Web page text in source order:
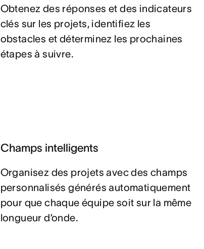
Obtenez des réponses et des indicateurs
clés sur les projets, identifiez les
obstacles et déterminez les prochaines
étapes à suivre.
Champs intelligents
Organisez des projets avec des champs
personnalisés générés automatiquement
pour que chaque équipe soit sur la même
longueur d’onde.